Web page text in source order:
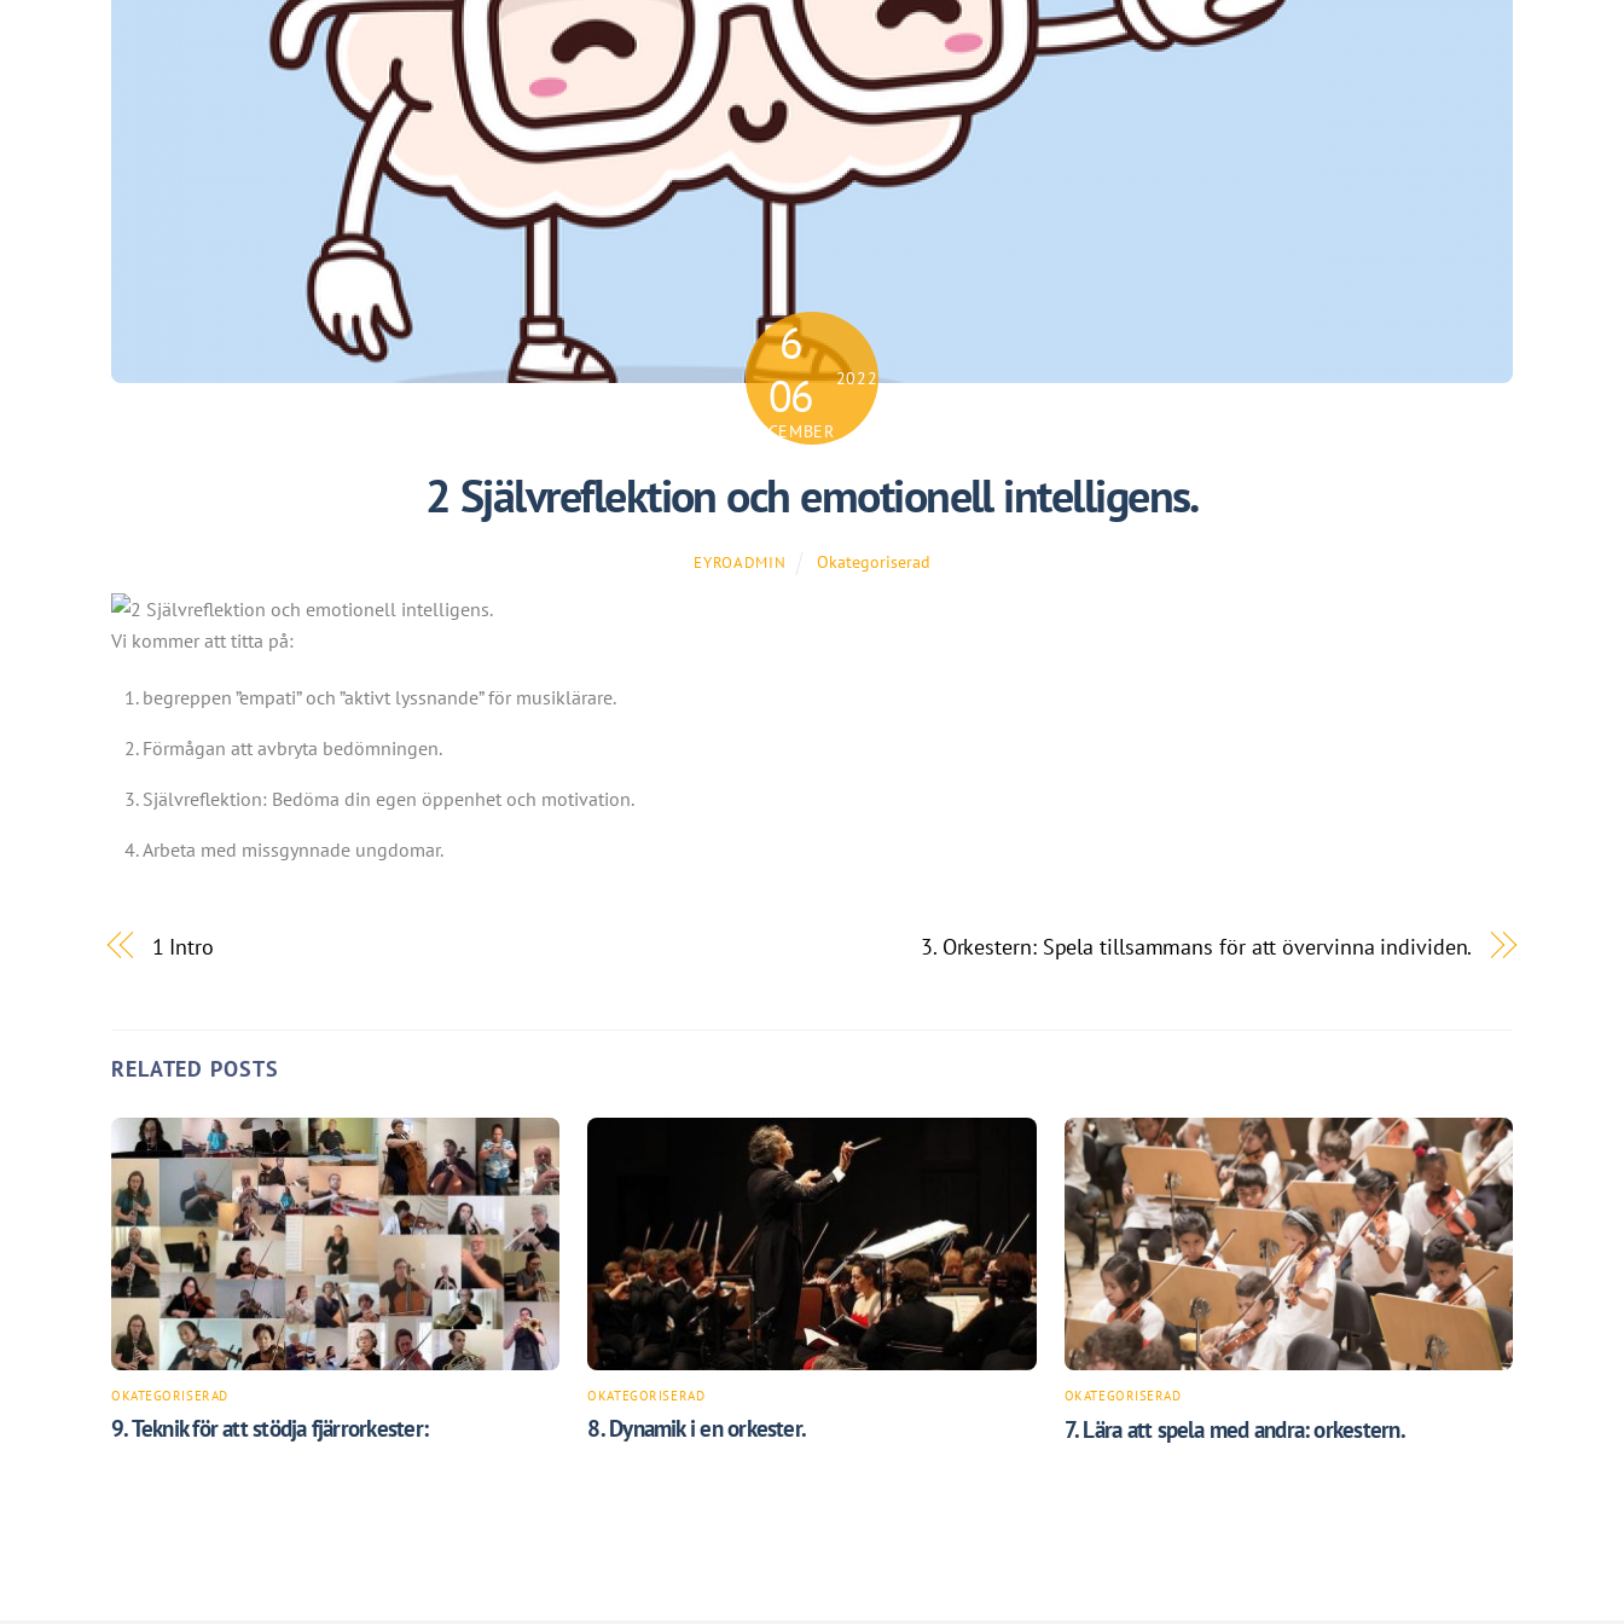
6
06
DECEMBER
2022
2 Självreflektion och emotionell intelligens.
EYROADMIN Okategoriserad
Vi kommer att titta på:
begreppen ”empati” och ”aktivt lyssnande” för musiklärare.
Förmågan att avbryta bedömningen.
Självreflektion: Bedöma din egen öppenhet och motivation.
Arbeta med missgynnade ungdomar.
1 Intro 3. Orkestern: Spela tillsammans för att övervinna individen.
RELATED POSTS
OKATEGORISERAD
9. Teknik för att stödja fjärrorkester:
OKATEGORISERAD
8. Dynamik i en orkester.
OKATEGORISERAD
7. Lära att spela med andra: orkestern.